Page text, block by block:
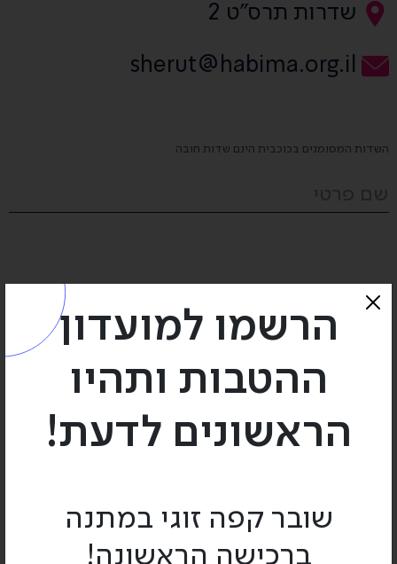
שדרות תרס"ט 2
sherut@habima.org.il
השדות המסומנים בכוכבית הינם שדות חובה
שם משפחה
מספר טלפון
הרשמו למועדון
ההטבות ותהיו
הראשונים לדעת!
שובר קפה זוגי במתנה
ברכישה הראשונה!